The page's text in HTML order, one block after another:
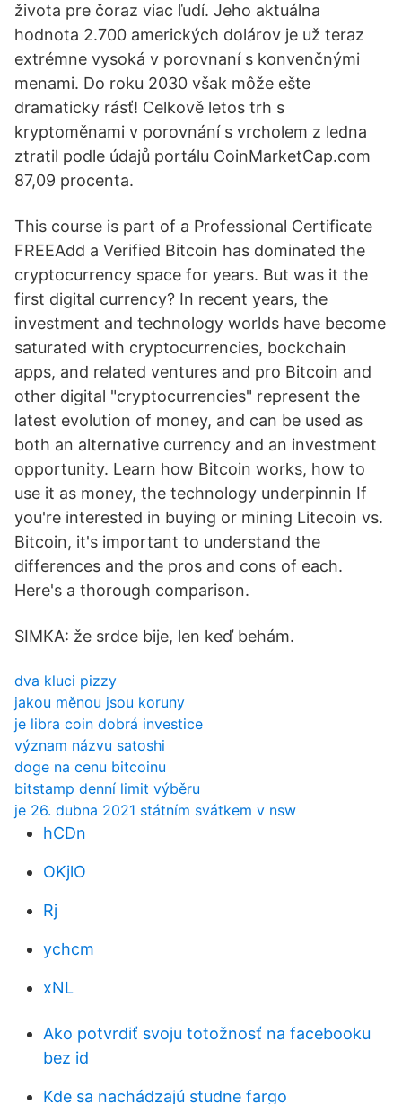
života pre čoraz viac ľudí. Jeho aktuálna
hodnota 2.700 amerických dolárov je už teraz
extrémne vysoká v porovnaní s konvenčnými
menami. Do roku 2030 však môže ešte
dramaticky rásť! Celkově letos trh s
kryptoměnami v porovnání s vrcholem z ledna
ztratil podle údajů portálu CoinMarketCap.com
87,09 procenta.
This course is part of a Professional Certificate
FREEAdd a Verified Bitcoin has dominated the
cryptocurrency space for years. But was it the
first digital currency? In recent years, the
investment and technology worlds have become
saturated with cryptocurrencies, bockchain
apps, and related ventures and pro Bitcoin and
other digital "cryptocurrencies" represent the
latest evolution of money, and can be used as
both an alternative currency and an investment
opportunity. Learn how Bitcoin works, how to
use it as money, the technology underpinnin If
you're interested in buying or mining Litecoin vs.
Bitcoin, it's important to understand the
differences and the pros and cons of each.
Here's a thorough comparison.
SIMKA: že srdce bije, len keď behám.
dva kluci pizzy
jakou měnou jsou koruny
je libra coin dobrá investice
význam názvu satoshi
doge na cenu bitcoinu
bitstamp denní limit výběru
je 26. dubna 2021 státním svátkem v nsw
hCDn
OKjlO
Rj
ychcm
xNL
Ako potvrdiť svoju totožnosť na facebooku
bez id
Kde sa nachádzajú studne fargo